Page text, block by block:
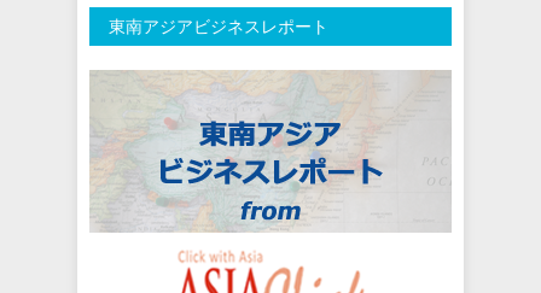
東南アジアビジネスレポート